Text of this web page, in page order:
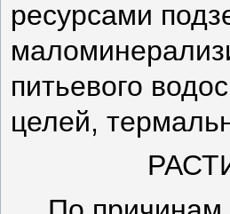
ресурсами
питьевого
целей,